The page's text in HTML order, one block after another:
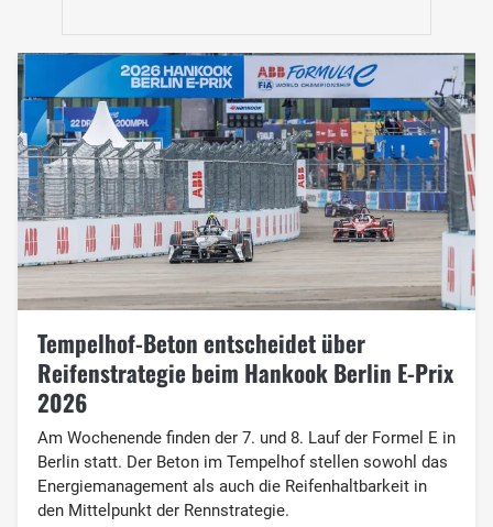
Tempelhof-Beton entscheidet über
Reifenstrategie beim Hankook Berlin E-Prix
2026
Am Wochenende finden der 7. und 8. Lauf der Formel E in
Berlin statt. Der Beton im Tempelhof stellen sowohl das
Energiemanagement als auch die Reifenhaltbarkeit in
den Mittelpunkt der Rennstrategie.